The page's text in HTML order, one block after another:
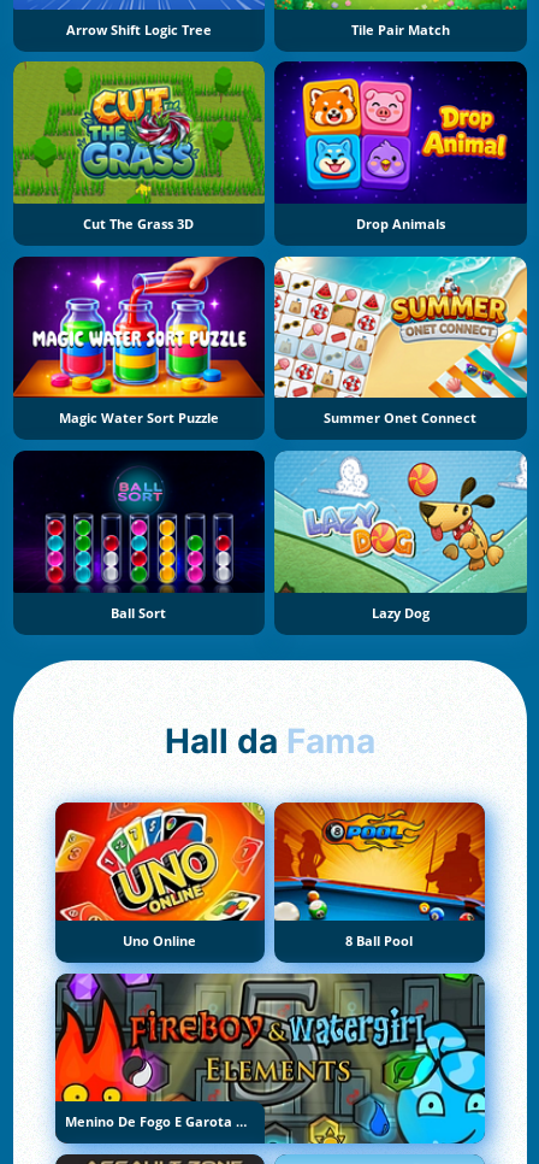
Arrow Shift Logic Tree Tile Pair Match
Cut The Grass 3D Drop Animals
Magic Water Sort Puzzle Summer Onet Connect
Ball Sort Lazy Dog
Hall da Fama
Uno Online 8 Ball Pool
Menino De Fogo E Garota De Água 5: Elementos